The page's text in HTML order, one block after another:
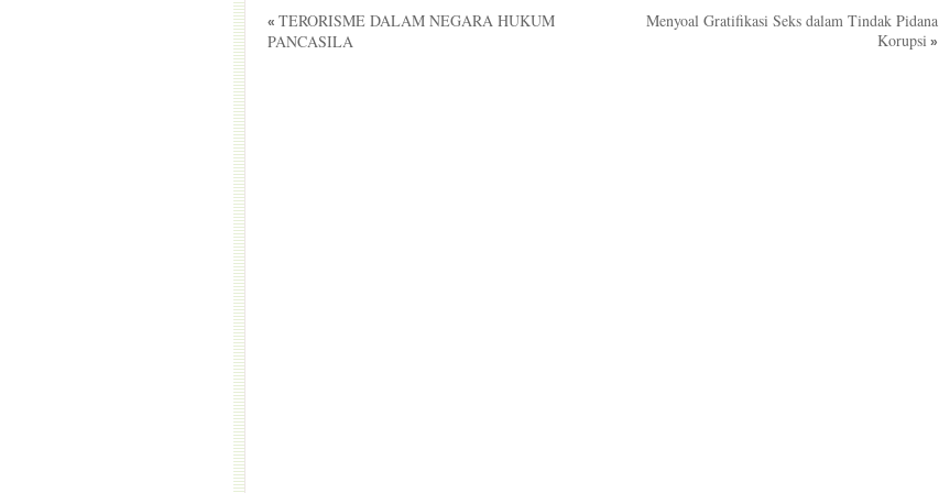
« TERORISME DALAM NEGARA HUKUM
PANCASILA
Menyoal Gratifikasi Seks dalam Tindak Pidana
Korupsi »